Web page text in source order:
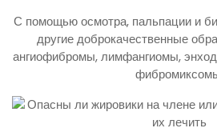
С помощью осмотра, пальпации и
другие доброкачественные
ангиофибромы, лимфангиомы,